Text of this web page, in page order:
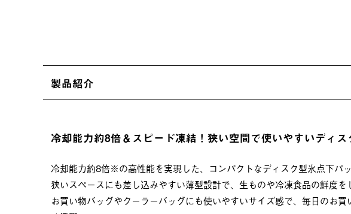
製品紹介
冷却能力約8倍＆スピード凍結！狭い空間で使いやすいディ
冷却能力約8倍※の高性能を実現した、コンパクトなディスク型氷点下パッ
狭いスペースにも差し込みやすい薄型設計で、生ものや冷凍食品の鮮度を
お買い物バッグやクーラーバッグにも使いやすいサイズ感で、毎日のお